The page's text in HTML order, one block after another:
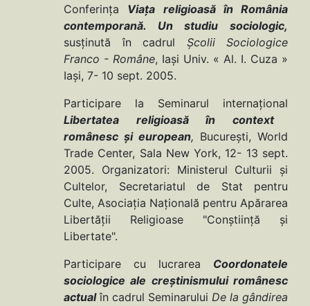
Conferinţa Viaţa religioasă în România
contemporană. Un studiu sociologic,
susţinută în cadrul Şcolii Sociologice
Franco - Române, Iaşi Univ. « Al. I. Cuza »
Iaşi, 7- 10 sept. 2005.
Participare la Seminarul internaţional
Libertatea religioasă în context
românesc şi european, Bucureşti, World
Trade Center, Sala New York, 12- 13 sept.
2005. Organizatori: Ministerul Culturii şi
Cultelor, Secretariatul de Stat pentru
Culte, Asociaţia Naţională pentru Apărarea
Libertăţii Religioase "Conştiinţă şi
Libertate".
Participare cu lucrarea Coordonatele
sociologice ale creştinismului românesc
actualîn cadrul Seminarului De la gândirea